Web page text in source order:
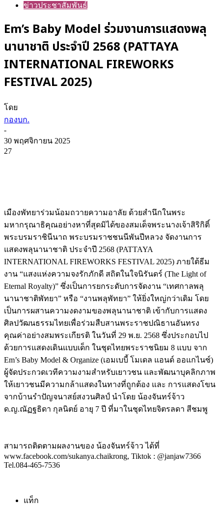
ข่าวประชาสัมพันธ์
Em’s Baby Model ร่วมงานการแสดงพลุ
นานาชาติ ประจำปี 2568 (PATTAYA
INTERNATIONAL FIREWORKS
FESTIVAL 2025)
โดย
กองบก.
-
30 พฤศจิกายน 2025
27
เมืองพัทยาร่วมน้อมถวายความอาลัย ด้วยสำนึกในพระ
มหากรุณาธิคุณอย่างหาที่สุดมิได้ของสมเด็จพระนางเจ้าสิริกิติ์
พระบรมราชินีนาถ พระบรมราชชนนีพันปีหลวง จัดงานการ
แสดงพลุนานาชาติ ประจำปี 2568 (PATTAYA
INTERNATIONAL FIREWORKS FESTIVAL 2025) ภายใต้ธีม
งาน “แสงแห่งความจงรักภักดี สถิตในใจนิรันดร์ (The Light of
Eternal Royalty)” ซึ่งเป็นการยกระดับการจัดงาน “เทศกาลพลุ
นานาชาติพัทยา” หรือ “งานพลุพัทยา” ให้ยิ่งใหญ่กว่าเดิม โดย
เป็นการผสานความงดงามของพลุนานาชาติ เข้ากับการแสดง
ศิลปวัฒนธรรมไทยเพื่อร่วมสืบสานพระราชปณิธานอันทรง
คุณค่าอย่างสมพระเกียรติ ในวันที่ 29 พ.ย. 2568 ซึ่งประกอบไป
ด้วยการแสดงเดินแบบเด็ก ในชุดไทยพระราชนิยม 8 แบบ จาก
Em’s Baby Model & Organize (เอมเบบี้ โมเดล แอนด์ ออแกไนซ์)
ผู้จัดประกวดเวทีความงามสำหรับเยาวชน และพัฒนาบุคลิกภาพ
ให้เยาวชนมีความกล้าแสดงในทางที่ถูกต้อง และ การแสดงโขน
จากบ้านรำปัญจนาสย์สงวนศิลป์ นำโดย น้องจันทร์จ้าว
ด.ญ.ณัฏฐธิดา กุลนิตย์ อายุ 7 ปี ที่มาในชุดไทยจิตรลดา สีชมพู
สามารถติดตามผลงานของ น้องจันทร์จ้าว ได้ที่
www.facebook.com/sukanya.chaikrong, Tiktok : @janjaw7366
Tel.084-465-7536
แท็ก